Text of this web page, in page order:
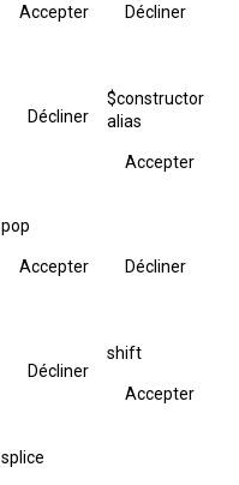
Accepter Décliner
Décliner
$constructor
alias
Accepter
pop
Accepter Décliner
Décliner
shift
Accepter
splice